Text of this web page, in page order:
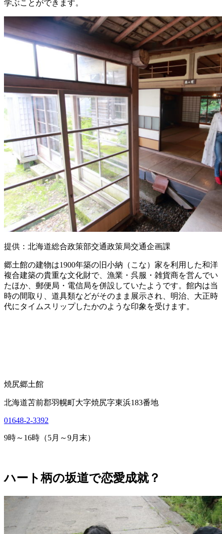
学ぶことができます。
提供：北海道総合政策部交通政策局交通企画課
郷土館の建物は1900年築の旧小納（こな）家を利用した和洋
複合建築の貴重な文化財で、漁業・呉服・雑貨商を営んでい
たほか、郵便局・電信局を併設していたようです。館内は当
時の間取り、道具類などがそのまま展示され、明治、大正時
代にタイムスリップしたかのような印象を受けます。
焼尻郷土館
北海道苫前郡羽幌町大字焼尻字東浜183番地
01648-2-3392
9時～16時（5月～9月末）
ハート柄の坂道で恋愛成就？